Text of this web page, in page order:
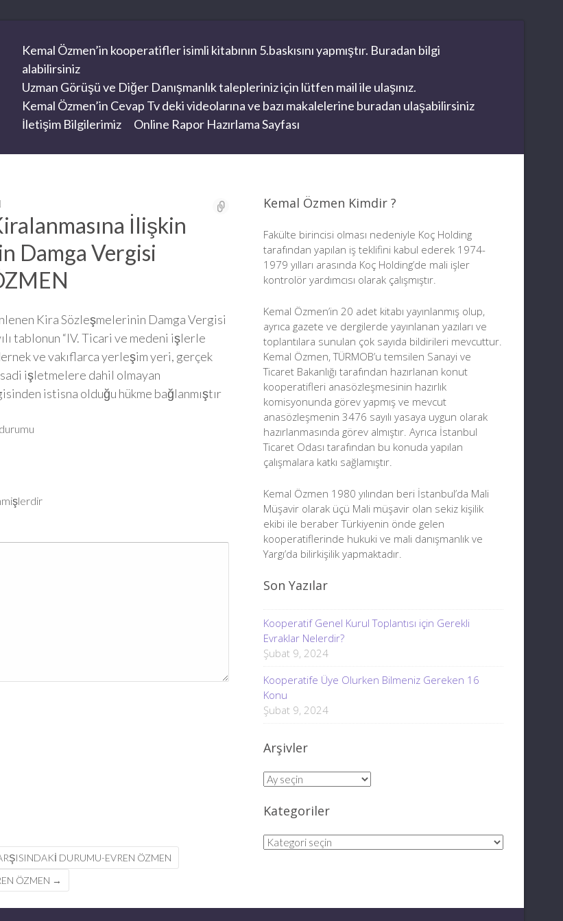
Kemal Özmen’in kooperatifler isimli kitabının 5.baskısını yapmıştır. Buradan bilgi
alabilirsiniz
Uzman Görüşü ve Diğer Danışmanlık talepleriniz için lütfen mail ile ulaşınız.
Kemal Özmen’in Cevap Tv deki videolarına ve bazı makalelerine buradan ulaşabilirsiniz
İletişim Bilgilerimiz
Online Rapor Hazırlama Sayfası
İlişkin
Damga Vergisi
Kira Sözleşmelerinin Damga Vergisi
tablonun “IV. Ticari ve medeni işlerle
ve vakıflarca yerleşim yeri, gerçek
işletmelere dahil olmayan
istisna olduğu hükme bağlanmıştır
DURUMU-EVREN ÖZMEN
ÖZMEN →
Kemal Özmen Kimdir ?
Fakülte birincisi olması nedeniyle Koç Holding
tarafından yapılan iş teklifini kabul ederek 1974-
1979 yılları arasında Koç Holding’de mali işler
kontrolör yardımcısı olarak çalışmıştır.
Kemal Özmen’in 20 adet kitabı yayınlanmış olup,
ayrıca gazete ve dergilerde yayınlanan yazıları ve
toplantılara sunulan çok sayıda bildirileri mevcuttur.
Kemal Özmen, TÜRMOB’u temsilen Sanayi ve
Ticaret Bakanlığı tarafından hazırlanan konut
kooperatifleri anasözleşmesinin hazırlık
komisyonunda görev yapmış ve mevcut
anasözleşmenin 3476 sayılı yasaya uygun olarak
hazırlanmasında görev almıştır. Ayrıca İstanbul
Ticaret Odası tarafından bu konuda yapılan
çalışmalara katkı sağlamıştır.
Kemal Özmen 1980 yılından beri İstanbul’da Mali
Müşavir olarak üçü Mali müşavir olan sekiz kişilik
ekibi ile beraber Türkiyenin önde gelen
kooperatiflerinde hukuki ve mali danışmanlık ve
Yargı’da bilirkişilik yapmaktadır.
Son Yazılar
Kooperatif Genel Kurul Toplantısı için Gerekli
Evraklar Nelerdir?
Şubat 9, 2024
Kooperatife Üye Olurken Bilmeniz Gereken 16
Konu
Şubat 9, 2024
Arşivler
Arşivler
Kategoriler
Kategoriler